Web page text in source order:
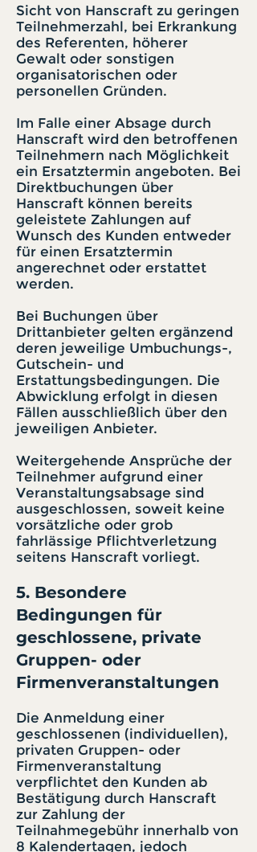
Sicht von Hanscraft zu geringen
Teilnehmerzahl, bei Erkrankung
des Referenten, höherer
Gewalt oder sonstigen
organisatorischen oder
personellen Gründen.
Im Falle einer Absage durch
Hanscraft wird den betroffenen
Teilnehmern nach Möglichkeit
ein Ersatztermin angeboten. Bei
Direktbuchungen über
Hanscraft können bereits
geleistete Zahlungen auf
Wunsch des Kunden entweder
für einen Ersatztermin
angerechnet oder erstattet
werden.
Bei Buchungen über
Drittanbieter gelten ergänzend
deren jeweilige Umbuchungs-,
Gutschein- und
Erstattungsbedingungen. Die
Abwicklung erfolgt in diesen
Fällen ausschließlich über den
jeweiligen Anbieter.
Weitergehende Ansprüche der
Teilnehmer aufgrund einer
Veranstaltungsabsage sind
ausgeschlossen, soweit keine
vorsätzliche oder grob
fahrlässige Pflichtverletzung
seitens Hanscraft vorliegt.
5. Besondere
Bedingungen für
geschlossene, private
Gruppen- oder
Firmenveranstaltungen
Die Anmeldung einer
geschlossenen (individuellen),
privaten Gruppen- oder
Firmenveranstaltung
verpflichtet den Kunden ab
Bestätigung durch Hanscraft
zur Zahlung der
Teilnahmegebühr innerhalb von
8 Kalendertagen, jedoch